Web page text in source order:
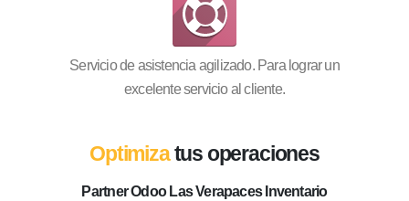
Servicio de asistencia agilizado. Para lograr un
excelente servicio al cliente.
Optimizatus operaciones
Partner Odoo Las Verapaces Inventario